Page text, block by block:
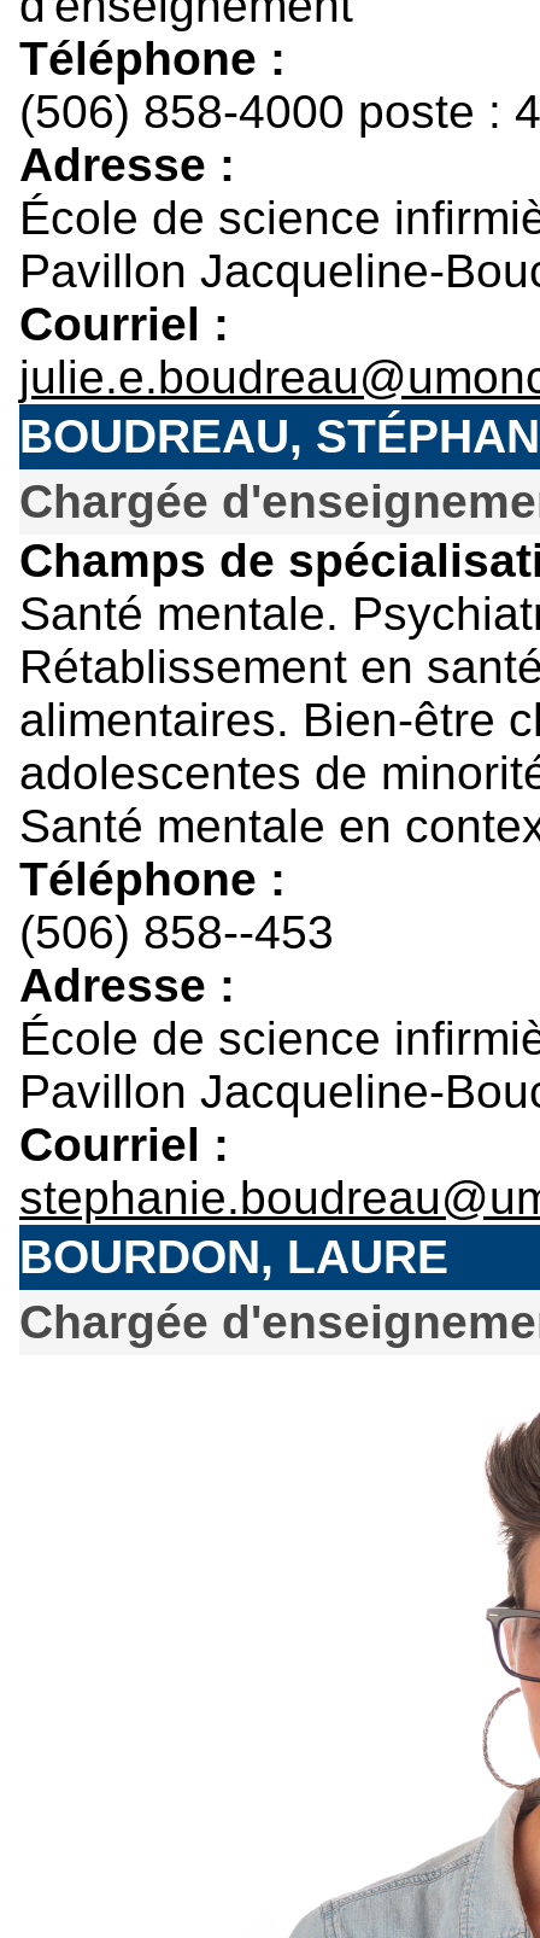
Téléphone :
(506) 858-4000 poste :
Adresse :
École de science
Pavillon Jacqueline-
Courriel :
BOUDREAU,
Chargée
Champs de
Santé mentale.
Rétablissement en
alimentaires. Bien-être
adolescentes de
Santé mentale en
Téléphone :
(506) 858--453
Adresse :
École de science
Pavillon Jacqueline-
Courriel :
BOURDON, LAURE
Chargée